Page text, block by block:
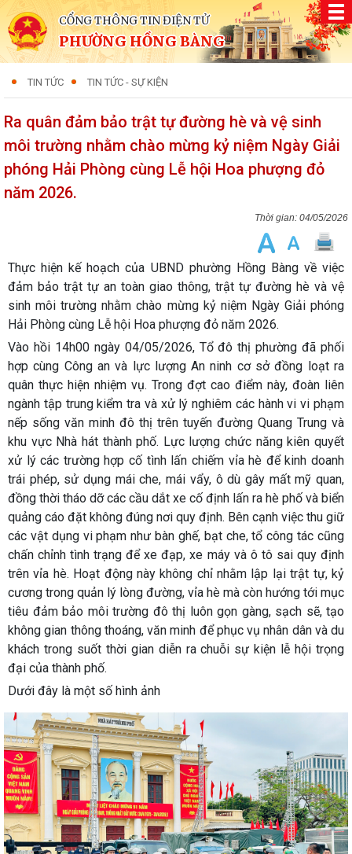
CỔNG THÔNG TIN ĐIỆN TỬ
PHƯỜNG HỒNG BÀNG
TIN TỨC TIN TỨC - SỰ KIỆN
Ra quân đảm bảo trật tự đường hè và vệ sinh
môi trường nhằm chào mừng kỷ niệm Ngày Giải
phóng Hải Phòng cùng Lễ hội Hoa phượng đỏ
năm 2026.
04/05/2026
Thực hiện kế hoạch của UBND phường Hồng Bàng về việc
đảm bảo trật tự an toàn giao thông, trật tự đường hè và vệ
sinh môi trường nhằm chào mừng kỷ niệm Ngày Giải phóng
Hải Phòng cùng Lễ hội Hoa phượng đỏ năm 2026.
Vào hồi 14h00 ngày 04/05/2026, Tổ đô thị phường đã phối
hợp cùng Công an và lực lượng An ninh cơ sở đồng loạt ra
quân thực hiện nhiệm vụ. Trong đợt cao điểm này, đoàn liên
ngành tập trung kiểm tra và xử lý nghiêm các hành vi vi phạm
nếp sống văn minh đô thị trên tuyến đường Quang Trung và
khu vực Nhà hát thành phố. Lực lượng chức năng kiên quyết
xử lý các trường hợp cố tình lấn chiếm vỉa hè để kinh doanh
trái phép, sử dụng mái che, mái vẩy, ô dù gây mất mỹ quan,
đồng thời tháo dỡ các cầu dắt xe cố định lấn ra hè phố và biển
quảng cáo đặt không đúng nơi quy định. Bên cạnh việc thu giữ
các vật dụng vi phạm như bàn ghế, bạt che, tổ công tác cũng
chấn chỉnh tình trạng để xe đạp, xe máy và ô tô sai quy định
trên vỉa hè. Hoạt động này không chỉ nhằm lập lại trật tự, kỷ
cương trong quản lý lòng đường, vỉa hè mà còn hướng tới mục
tiêu đảm bảo môi trường đô thị luôn gọn gàng, sạch sẽ, tạo
không gian thông thoáng, văn minh để phục vụ nhân dân và du
khách trong suốt thời gian diễn ra chuỗi sự kiện lễ hội trọng
đại của thành phố.
Dưới đây là một số hình ảnh